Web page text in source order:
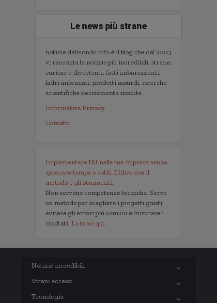
Le news più strane
notizie.delmondo.info è il blog che dal 2003
vi racconta le notizie più incredibili, strane,
curiose e divertenti: fatti imbarazzanti,
ladri imbranati, prodotti assurdi, ricerche
scientifiche decisamente insolite.
Informativa Privacy
Contatti
Implementare l'AI nella tua impresa senza
sprecare tempo e soldi. Il libro con il
metodo e gli strumenti.
Non servono competenze tecniche. Serve
un metodo per scegliere i progetti giusti,
evitare gli errori più comuni e misurare i
risultati. Lo trovi qui.
Notizie incredibili
Strani eccessi
Tecnologia